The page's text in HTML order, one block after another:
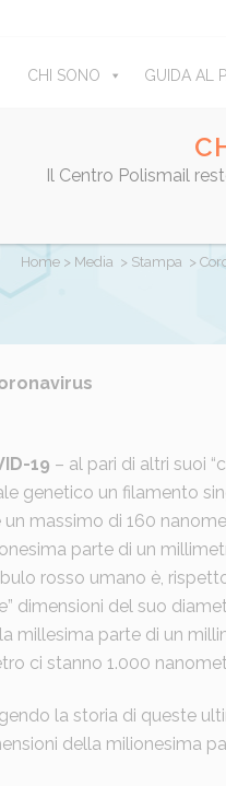
CHI SONO GUIDA AL
IL
Home > Media > Stampa >
,in evidenza
19 – al pari di altri suoi
genetico un filamento
massimo di 160
parte di un
rosso umano è,
dimensioni del suo
millesima parte di un
ci stanno 1.000
la storia di queste
della milionesima
Il Centro Polismail